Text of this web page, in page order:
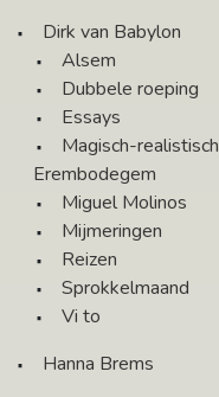
Dirk van Babylon
Alsem
Dubbele roeping
Essays
Magisch-realistisch
Erembodegem
Miguel Molinos
Mijmeringen
Reizen
Sprokkelmaand
Vi to
Hanna Brems